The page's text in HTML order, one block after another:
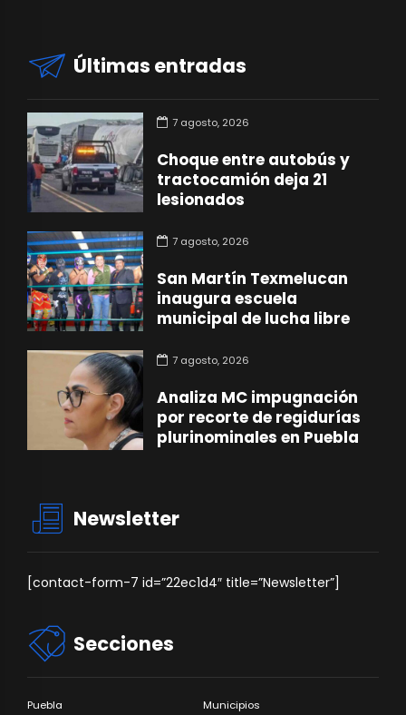
Últimas entradas
7 agosto, 2026
Choque entre autobús y
tractocamión deja 21
lesionados
7 agosto, 2026
San Martín Texmelucan
inaugura escuela
municipal de lucha libre
7 agosto, 2026
Analiza MC impugnación
por recorte de regidurías
plurinominales en Puebla
Newsletter
[contact-form-7 id=”22ec1d4″ title=”Newsletter”]
Secciones
Puebla Municipios